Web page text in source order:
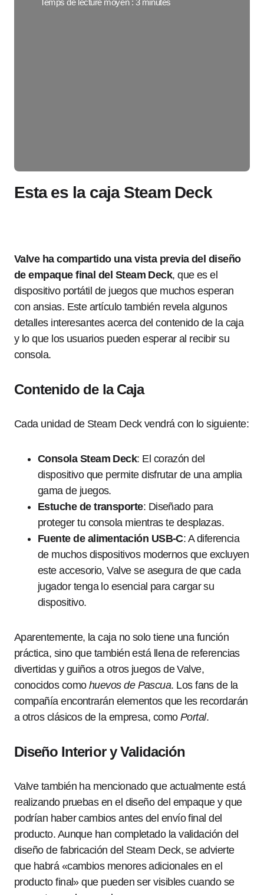
Temps de lecture moyen : 3 minutes
Esta es la caja Steam Deck
Valve ha compartido una vista previa del diseño
de empaque final del Steam Deck, que es el
dispositivo portátil de juegos que muchos esperan
con ansias. Este artículo también revela algunos
detalles interesantes acerca del contenido de la caja
y lo que los usuarios pueden esperar al recibir su
consola.
Contenido de la Caja
Cada unidad de Steam Deck vendrá con lo siguiente:
Consola Steam Deck: El corazón del
dispositivo que permite disfrutar de una amplia
gama de juegos.
Estuche de transporte: Diseñado para
proteger tu consola mientras te desplazas.
Fuente de alimentación USB-C: A diferencia
de muchos dispositivos modernos que excluyen
este accesorio, Valve se asegura de que cada
jugador tenga lo esencial para cargar su
dispositivo.
Aparentemente, la caja no solo tiene una función
práctica, sino que también está llena de referencias
divertidas y guiños a otros juegos de Valve,
conocidos como huevos de Pascua. Los fans de la
compañía encontrarán elementos que les recordarán
a otros clásicos de la empresa, comoPortal.
Diseño Interior y Validación
Valve también ha mencionado que actualmente está
realizando pruebas en el diseño del empaque y que
podrían haber cambios antes del envío final del
producto. Aunque han completado la validación del
diseño de fabricación del Steam Deck, se advierte
que habrá «cambios menores adicionales en el
producto final» que pueden ser visibles cuando se